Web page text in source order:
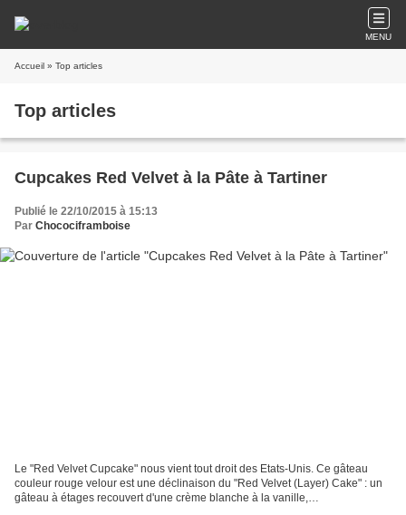
MENU
Accueil » Top articles
Top articles
Cupcakes Red Velvet à la Pâte à Tartiner
Publié le 22/10/2015 à 15:13
Par Chocociframboise
Le "Red Velvet Cupcake" nous vient tout droit des Etats-Unis. Ce gâteau
couleur rouge velour est une déclinaison du "Red Velvet (Layer) Cake" : un
gâteau à étages recouvert d'une crème blanche à la vanille,